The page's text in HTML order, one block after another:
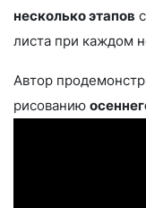
несколько этапов
листа при каждом
Автор
рисованию